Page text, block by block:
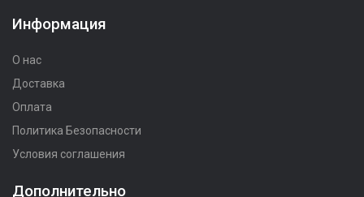
Информация
О нас
Доставка
Оплата
Политика Безопасности
Условия соглашения
Дополнительно